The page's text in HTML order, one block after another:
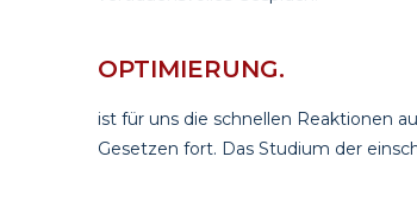
OPTIMIERUNG.
ist für uns die schnellen Reaktionen
Gesetzen fort. Das Studium der